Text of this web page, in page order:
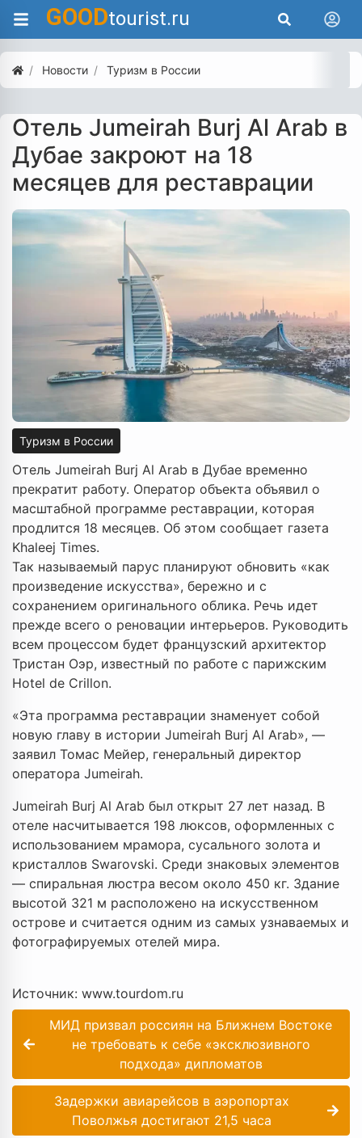
GOODtourist.ru
Новости Туризм в России
Отель Jumeirah Burj Al Arab в
Дубае закроют на 18
месяцев для реставрации
Туризм в России
Отель Jumeirah Burj Al Arab в Дубае временно
прекратит работу. Оператор объекта объявил о
масштабной программе реставрации, которая
продлится 18 месяцев. Об этом сообщает газета
Khaleej Times.
Так называемый парус планируют обновить «как
произведение искусства», бережно и с
сохранением оригинального облика. Речь идет
прежде всего о реновации интерьеров. Руководить
всем процессом будет французский архитектор
Тристан Оэр, известный по работе с парижским
Hotel de Crillon.
«Эта программа реставрации знаменует собой
новую главу в истории Jumeirah Burj Al Arab», —
заявил Томас Мейер, генеральный директор
оператора Jumeirah.
Jumeirah Burj Al Arab был открыт 27 лет назад. В
отеле насчитывается 198 люксов, оформленных с
использованием мрамора, сусального золота и
кристаллов Swarovski. Среди знаковых элементов
— спиральная люстра весом около 450 кг. Здание
высотой 321 м расположено на искусственном
острове и считается одним из самых узнаваемых и
фотографируемых отелей мира.
Источник: www.tourdom.ru
МИД призвал россиян на Ближнем Востоке
не требовать к себе «эксклюзивного
подхода» дипломатов
Задержки авиарейсов в аэропортах
Поволжья достигают 21,5 часа